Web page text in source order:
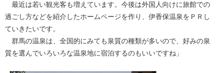
最近は若い観光客も増えています。今後は外国人向けに旅館での
過ごし方などを紹介したホームページを作り、伊香保温泉をＰＲし
ていきたいです。
群馬の温泉は、全国的にみても泉質の種類が多いので、好みの泉
質を選んでいろいろな温泉地に宿泊するのもいいですね」